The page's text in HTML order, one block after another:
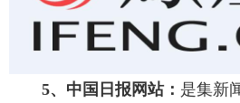
5、中国日报网站： 是集新